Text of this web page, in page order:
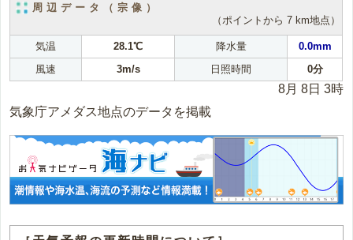
周辺データ（宗像）
（ポイントから 7 km地点）
気温 28.1℃ 降水量
0.0mm
風速
3m/s 日照時間 0分
8月 8日 3時
気象庁アメダス地点のデータを掲載